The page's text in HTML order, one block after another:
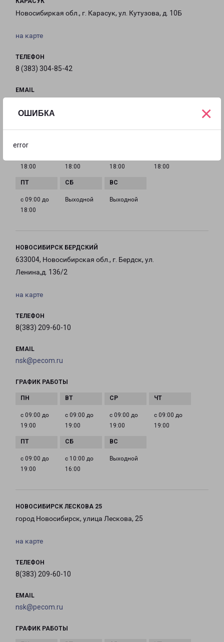
ОШИБКА
error
×
Новосибиркая обл., г. Карасук, ул. Кутузова, д. 10Б
на карте
ТЕЛЕФОН
8 (383) 304-85-42
EMAIL
18:00
18:00
18:00
18:00
с 09:00 до
18:00
Выходной Выходной
НОВОСИБИРСК БЕРДСКИЙ
633004, Новосибирская обл., г. Бердск, ул.
Ленина,д. 136/2
на карте
ТЕЛЕФОН
8(383) 209-60-10
EMAIL
nsk@pecom.ru
ГРАФИК РАБОТЫ
с 09:00 до
19:00
с 09:00 до
19:00
с 09:00 до
19:00
с 09:00 до
19:00
с 09:00 до
19:00
с 10:00 до
16:00
Выходной
НОВОСИБИРСК ЛЕСКОВА 25
город Новосибирск, улица Лескова, 25
на карте
ТЕЛЕФОН
8(383) 209-60-10
EMAIL
nsk@pecom.ru
ГРАФИК РАБОТЫ